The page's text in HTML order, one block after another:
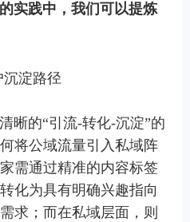
践中，我们可以提炼
淀路径
的“引流-转化-沉淀”的
将公域流量引入私域阵
需通过精准的内容标签
化为具有明确兴趣指向
求；而在私域层面，则